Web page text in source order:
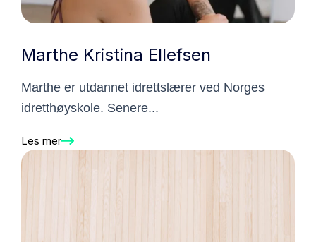
Marthe Kristina Ellefsen
Marthe er utdannet idrettslærer ved Norges
idretthøyskole. Senere...
Les mer